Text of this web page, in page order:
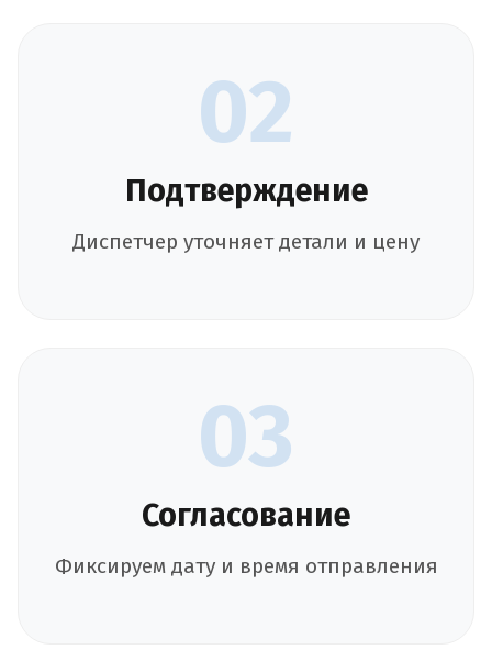
02
Подтверждение
Диспетчер уточняет детали и цену
03
Согласование
Фиксируем дату и время отправления